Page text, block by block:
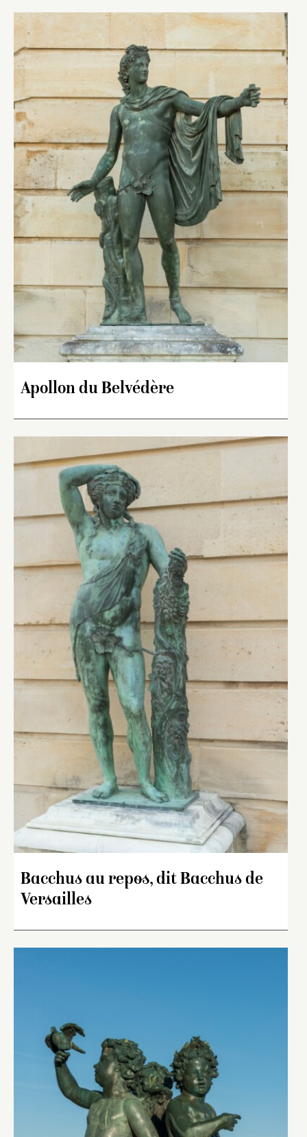
Apollon du Belvédère
Bacchus au repos, dit Bacchus de
Versailles